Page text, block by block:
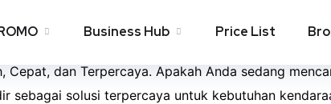
Business Hub Price List
- Astra Isuzu
Cepat, dan Terpercaya. Apakah Anda sedang
sebagai solusi terpercaya untuk kebutuhan